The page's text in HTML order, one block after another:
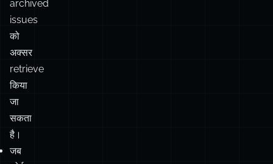
retrieve
किया
जा
सकता
है।
जब
कोई
issue
वापस
आए,